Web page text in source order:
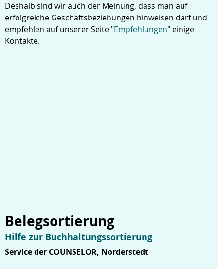
Deshalb sind wir auch der Meinung, dass man auf
erfolgreiche Geschäftsbeziehungen hinweisen darf und
empfehlen auf unserer Seite "Empfehlungen" einige
Kontakte.
Belegsortierung
Hilfe zur Buchhaltungssortierung
Service der COUNSELOR, Norderstedt